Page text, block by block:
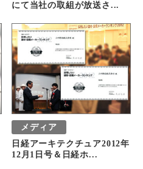
にて当社の取組が放送さ...
メディア
日経アーキテクチュア2012年
12月1日号＆日経ホ...